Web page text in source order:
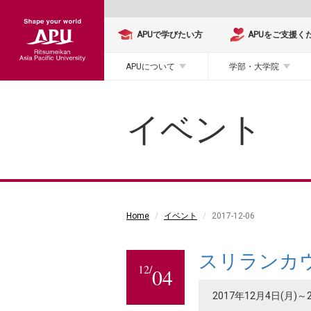
APUで学びたい方 APUをご支援く
APUについて 学部・大学院
イベント
Home イベント 2017-12-06
12/04
スリランカ
2017年12月4日(月)～